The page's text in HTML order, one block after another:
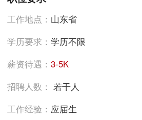
工作地点： 山东省
学历要求：学历不限
薪资待遇：3-5K
招聘人数：若干人
工作经验： 应届生